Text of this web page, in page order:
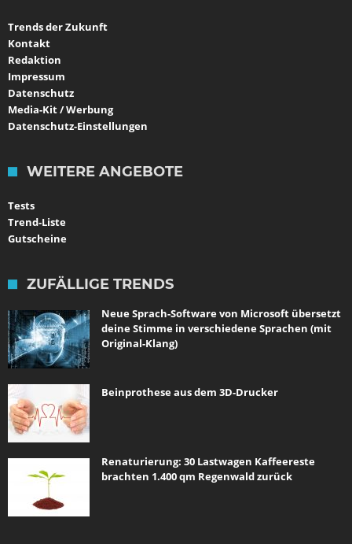
Trends der Zukunft
Kontakt
Redaktion
Impressum
Datenschutz
Media-Kit / Werbung
Datenschutz-Einstellungen
WEITERE ANGEBOTE
Tests
Trend-Liste
Gutscheine
ZUFÄLLIGE TRENDS
Neue Sprach-Software von Microsoft übersetzt
deine Stimme in verschiedene Sprachen (mit
Original-Klang)
Beinprothese aus dem 3D-Drucker
Renaturierung: 30 Lastwagen Kaffeereste
brachten 1.400 qm Regenwald zurück